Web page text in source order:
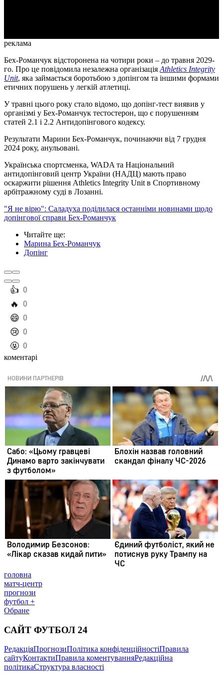
реклама
Бех-Романчук відсторонена на чотири роки – до травня 2029-
го. Про це повідомила незалежна організаціяAthletics Integrity
Unit, яка займається боротьбою з допінгом та іншими формами
етичних порушень у легкій атлетиці.
У травні цього року стало відомо, що допінг-тест виявив у
організмі у Бех-Романчук тестостерон, що є порушенням
статей 2.1 і 2.2 Антидопінгового кодексу.
Результати Марини Бех-Романчук, починаючи від 7 грудня
2024 року, анульовані.
Українська спортсменка, WADA та Національний
антидопінговий центр України (НАДЦ) мають право
оскаржити рішення Athletics Integrity Unit в Спортивному
арбітражному суді в Лозанні.
"Я не вірю": Саладуха поділилася останніми новинами щодо
допінгової справи Бех-Романчук
Читайте ще:
Марина Бех-Романчук
Допінг
️👍 0
️🔥 0
️😄 0
️😢 0
️🤬 0
коментарі
головна
матч-центр
прогнози
футбол +
Обране
САЙТ ФУТБОЛ 24
РедакціяПрогнозиПолітика конфіденційностіПравила
сайтуКонтактиПравила коментуванняРедакційна
політикаСтруктура власності